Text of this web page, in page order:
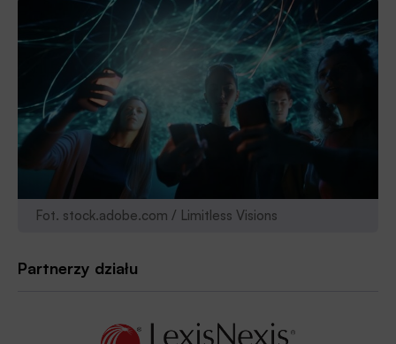
Fot. stock.adobe.com / Limitless Visions
Partnerzy działu